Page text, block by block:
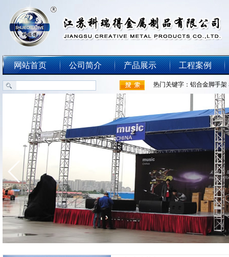
网站首页 公司简介 产品展示 工程案例
热门关键字： 铝合金脚手架